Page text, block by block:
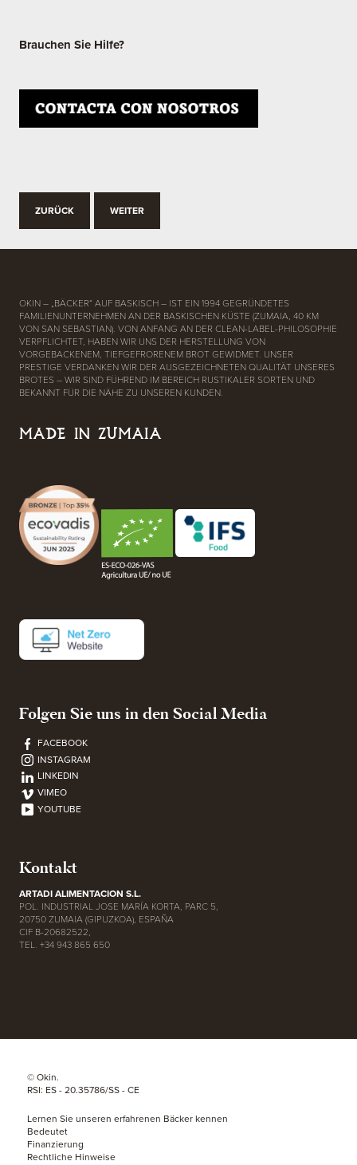
Brauchen Sie Hilfe?
ZURÜCK WEITER
OKIN – „BÄCKER“ AUF BASKISCH – IST EIN 1994 GEGRÜNDETES
FAMILIENUNTERNEHMEN AN DER BASKISCHEN KÜSTE (ZUMAIA, 40 KM
VON SAN SEBASTIAN). VON ANFANG AN DER CLEAN-LABEL-PHILOSOPHIE
VERPFLICHTET, HABEN WIR UNS DER HERSTELLUNG VON
VORGEBACKENEM, TIEFGEFRORENEM BROT GEWIDMET. UNSER
PRESTIGE VERDANKEN WIR DER AUSGEZEICHNETEN QUALITÄT UNSERES
BROTES – WIR SIND FÜHREND IM BEREICH RUSTIKALER SORTEN UND
BEKANNT FÜR DIE NÄHE ZU UNSEREN KUNDEN.
MADE IN ZUMAIA
Folgen Sie uns in den Social Media
FACEBOOK
INSTAGRAM
LINKEDIN
VIMEO
YOUTUBE
Kontakt
ARTADI ALIMENTACION S.L.
POL. INDUSTRIAL JOSE MARÍA KORTA, PARC 5,
20750 ZUMAIA (GIPUZKOA), ESPAÑA
CIF B-20682522,
TEL. +34 943 865 650
© Okin.
RSI: ES - 20.35786/SS - CE
Lernen Sie unseren erfahrenen Bäcker kennen
Bedeutet
Finanzierung
Rechtliche Hinweise